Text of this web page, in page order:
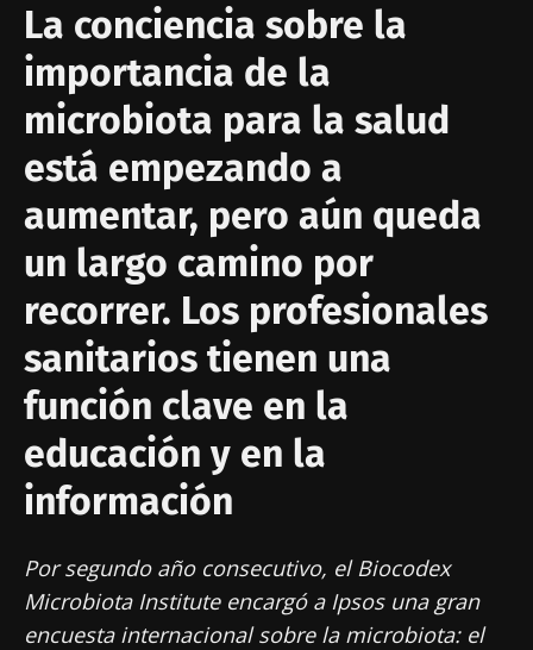
09 Abril 2025
09 Abril 2025
La conciencia sobre la
importancia de la
microbiota para la salud
está empezando a
aumentar, pero aún queda
un largo camino por
recorrer. Los profesionales
sanitarios tienen una
función clave en la
educación y en la
información
Por segundo año consecutivo, el Biocodex
Microbiota Institute encargó a Ipsos una gran
encuesta internacional sobre la microbiota: el